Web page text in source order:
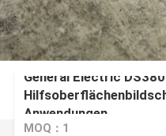
General Electric
Anwendungen
MOQ：1